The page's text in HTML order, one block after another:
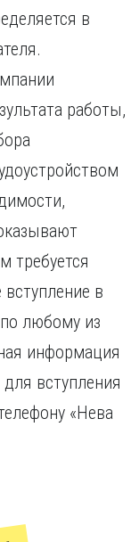
в
работы,
требуется
в
любому из
информация
вступления
«Нева